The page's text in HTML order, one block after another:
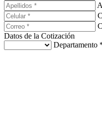
Datos de la Cotización
Departamento